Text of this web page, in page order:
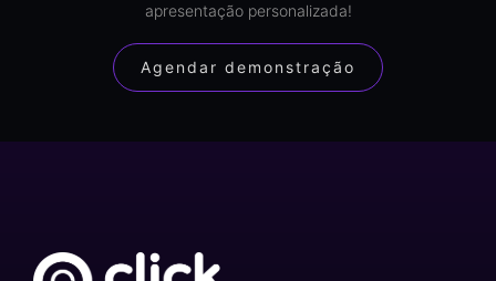
apresentação personalizada!
Agendar demonstração